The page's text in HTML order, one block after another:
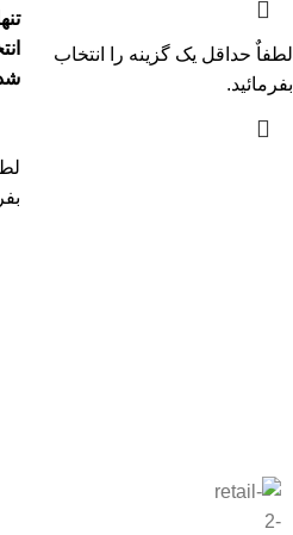
لطفاٌ حداقل یک گزینه را انتخاب
بفرمائید.